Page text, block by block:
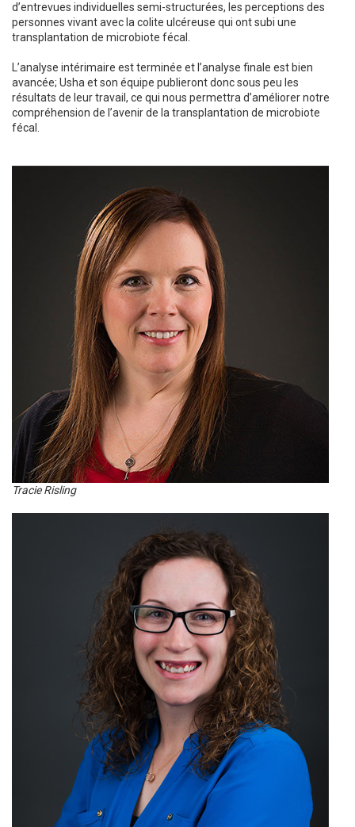
d’entrevues individuelles semi-structurées, les perceptions des
personnes vivant avec la colite ulcéreuse qui ont subi une
transplantation de microbiote fécal.
L’analyse intérimaire est terminée et l’analyse finale est bien
avancée; Usha et son équipe publieront donc sous peu les
résultats de leur travail, ce qui nous permettra d’améliorer notre
compréhension de l’avenir de la transplantation de microbiote
fécal.
Tracie Risling